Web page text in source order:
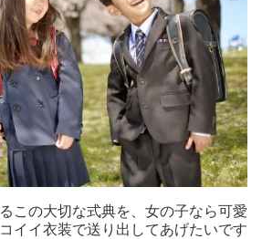
この大切な式典を、女の子なら可愛
イイ衣装で送り出してあげたいです